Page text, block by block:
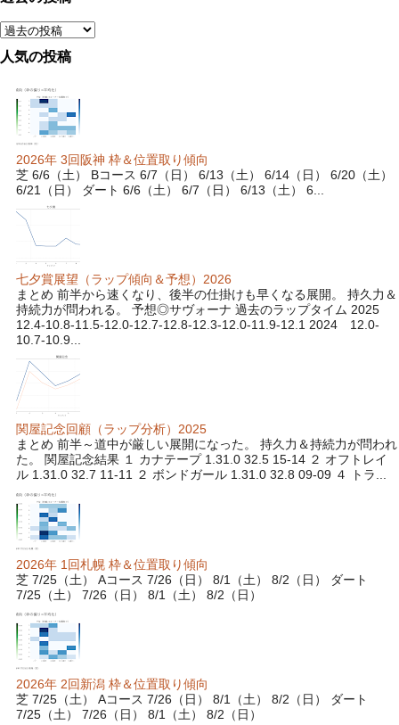
人気の投稿
2026年 3回阪神 枠＆位置取り傾向
芝 6/6（土） Bコース 6/7（日） 6/13（土） 6/14（日） 6/20（土）
6/21（日） ダート 6/6（土） 6/7（日） 6/13（土） 6...
七夕賞展望（ラップ傾向＆予想）2026
まとめ 前半から速くなり、後半の仕掛けも早くなる展開。 持久力＆
持続力が問われる。 予想◎サヴォーナ 過去のラップタイム 2025
12.4-10.8-11.5-12.0-12.7-12.8-12.3-12.0-11.9-12.1 2024 12.0-
10.7-10.9...
関屋記念回顧（ラップ分析）2025
まとめ 前半～道中が厳しい展開になった。 持久力＆持続力が問われ
た。 関屋記念結果 １ カナテープ 1.31.0 32.5 15-14 ２ オフトレイ
ル 1.31.0 32.7 11-11 ２ ボンドガール 1.31.0 32.8 09-09 ４ トラ...
2026年 1回札幌 枠＆位置取り傾向
芝 7/25（土） Aコース 7/26（日） 8/1（土） 8/2（日） ダート
7/25（土） 7/26（日） 8/1（土） 8/2（日）
2026年 2回新潟 枠＆位置取り傾向
芝 7/25（土） Aコース 7/26（日） 8/1（土） 8/2（日） ダート
7/25（土） 7/26（日） 8/1（土） 8/2（日）